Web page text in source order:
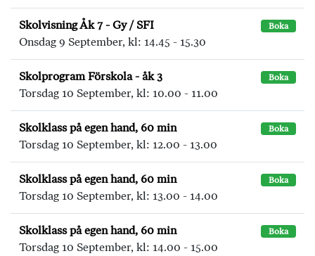
Skolvisning Åk 7 - Gy / SFI Boka
Onsdag 9 September, kl: 14.45 - 15.30
Skolprogram Förskola - åk 3 Boka
Torsdag 10 September, kl: 10.00 - 11.00
Skolklass på egen hand, 60 min Boka
Torsdag 10 September, kl: 12.00 - 13.00
Skolklass på egen hand, 60 min Boka
Torsdag 10 September, kl: 13.00 - 14.00
Skolklass på egen hand, 60 min Boka
Torsdag 10 September, kl: 14.00 - 15.00